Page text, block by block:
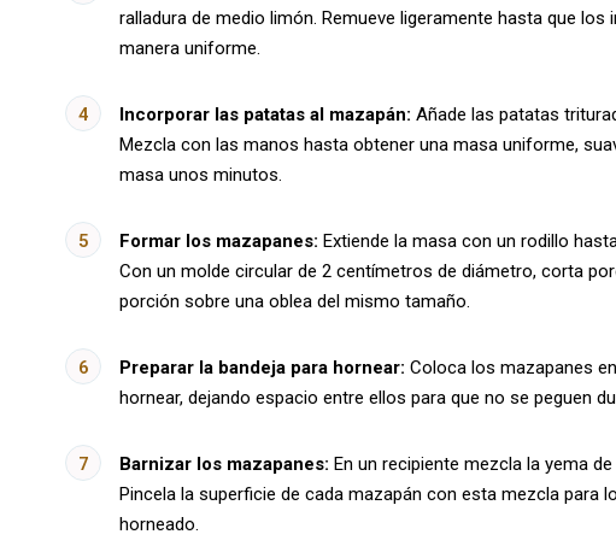
ralladura de medio limón. Remueve ligeramente hasta que
manera uniforme.
Incorporar las patatas al mazapán: Añade las patatas
Mezcla con las manos hasta obtener una masa uniforme,
masa unos minutos.
Formar los mazapanes: Extiende la masa con un rodillo
Con un molde circular de 2 centímetros de diámetro, corta
porción sobre una oblea del mismo tamaño.
Preparar la bandeja para hornear: Coloca los mazapanes
hornear, dejando espacio entre ellos para que no se peguen
Barnizar los mazapanes: En un recipiente mezcla la yema
Pincela la superficie de cada mazapán con esta mezcla para
horneado.